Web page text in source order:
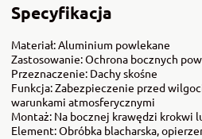
Specyfikacja
Materiał: Aluminium powlekane
Zastosowanie: Ochrona bocznych
Przeznaczenie: Dachy skośne
Funkcja: Zabezpieczenie przed
warunkami atmosferycznymi
Montaż: Na bocznej krawędzi krokwi
Element: Obróbka blacharska,